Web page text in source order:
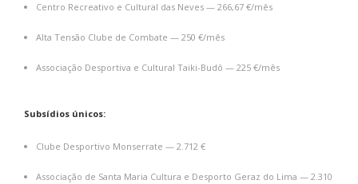
Centro Recreativo e Cultural das Neves — 266,67 €/mês
Alta Tensão Clube de Combate — 250 €/mês
Associação Desportiva e Cultural Taiki-Budô — 225 €/mês
Subsídios únicos:
Clube Desportivo Monserrate — 2.712 €
Associação de Santa Maria Cultura e Desporto Geraz do Lima — 2.310